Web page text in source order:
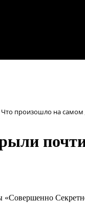
Что произошло на самом